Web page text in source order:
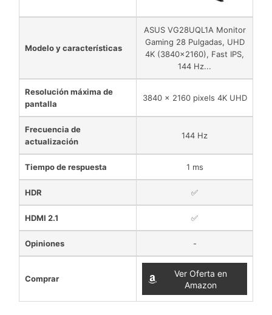
Modelo y características
ASUS VG28UQL1A Monitor
Gaming 28 Pulgadas, UHD
4K (3840x2160), Fast IPS,
144 Hz...
Resolución máxima de
pantalla
3840 x 2160 pixels 4K UHD
Frecuencia de
actualización
144 Hz
Tiempo de respuesta 1 ms
HDR ✅
HDMI 2.1 ✅
Opiniones -
Comprar
Ver Oferta en
Amazon